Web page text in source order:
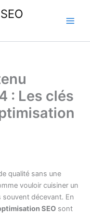
: Les clés
qualité sans une
vouloir cuisiner un
souvent décevant. En
SEO sont